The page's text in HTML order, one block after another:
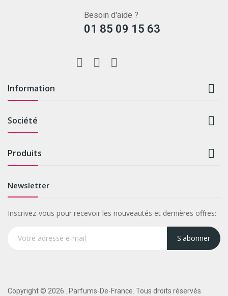
Besoin d'aide ?
01 85 09 15 63
Information 
Société 
Produits 
Newsletter
Inscrivez-vous pour recevoir les nouveautés et dernières offres:
S'abonner
Copyright © 2026 . Parfums-De-France. Tous droits réservés.